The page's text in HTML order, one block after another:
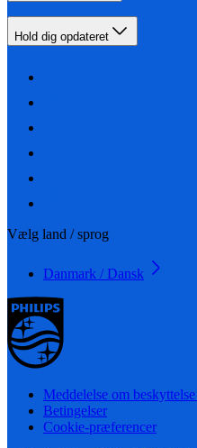
Hold dig opdateret
Vælg land / sprog
Danmark / Dansk
Meddelelse om
Betingelser
Cookie-præferencer